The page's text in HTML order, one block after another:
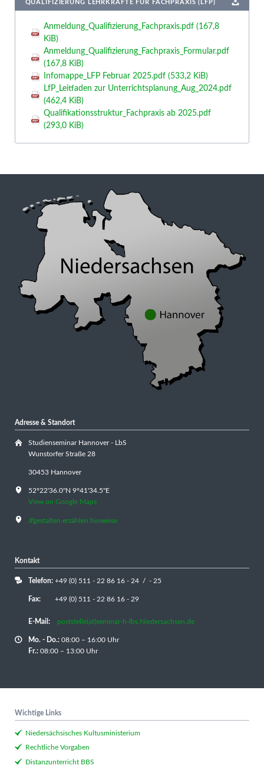
QUALIFIZIERUNG LEHRKRÄFTE FÜR FACHPRAXIS (LFP)
Anmeldung_Qualifizierung_Fachpraxis.pdf(167,8
KiB)
Anmeldung_Qualifizierung_Fachpraxis_Formular.pdf
(167,8 KiB)
Infomappe_LFP Februar 2025.pdf(533,2 KiB)
LfP_Leitfaden zur Unterrichtsplanung_Aug_2024.pdf
(462,4 KiB)
Qualifikationsstruktur_Fachpraxis ab 2025.pdf
(293,0 KiB)
Adresse & Standort
Studienseminar Hannover - LbS
Wunstorfer Straße 28
30453 Hannover
52°22'36.0"N 9°41'34.5"E
View on Google Maps
///gestalten.erzählen.hinweise
Kontakt
Telefon:+49 (0) 511 - 22 86 16 - 24 / - 25
Fax:+49 (0) 511 - 22 86 16 - 29
E-Mail: poststelle(at)seminar-h-lbs.Niedersachsen.de
Mo. - Do.:08:00 – 16:00 Uhr
Fr.:08:00 – 13:00 Uhr
Wichtige Links
Niedersächsisches Kultusministerium
Rechtliche Vorgaben
Distanzunterricht BBS